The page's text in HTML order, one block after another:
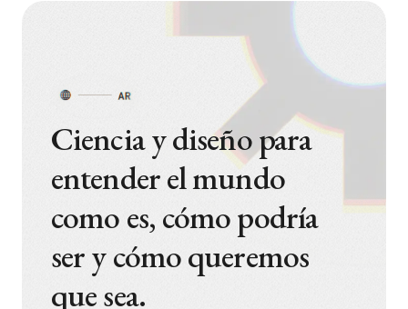
Ciencia y diseño para
entender el mundo
como es, cómo podría
ser y cómo queremos
que sea.